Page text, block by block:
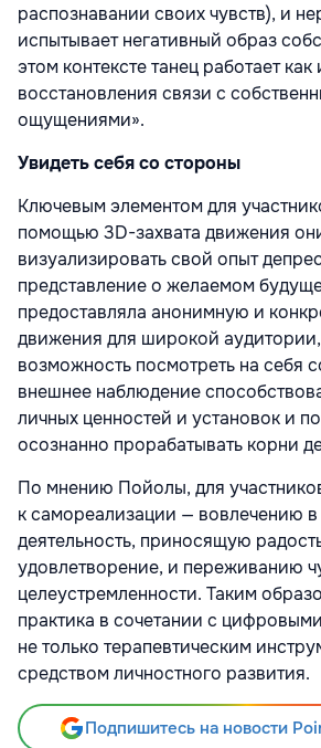
распознавании своих чувств), и
испытывает негативный образ
этом контексте танец работает
восстановления связи с
ощущениями».
Увидеть себя со стороны
Ключевым элементом для
помощью 3D-захвата движения
визуализировать свой опыт
представление о желаемом
предоставляла анонимную и
движения для широкой
возможность посмотреть на себя
внешнее наблюдение
личных ценностей и установок и
осознанно прорабатывать корни
По мнению Пойолы, для
к самореализации — вовлечению
деятельность, приносящую
удовлетворение, и переживанию
целеустремленности. Таким
практика в сочетании с
не только терапевтическим
средством личностного развития.
Подпишитесь на новости